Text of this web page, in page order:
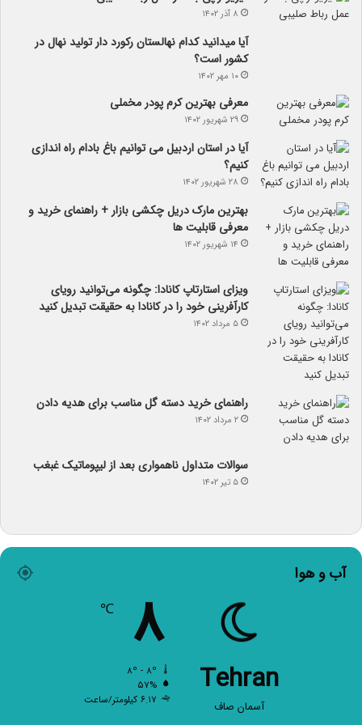
۸ آذر ۱۴۰۲
آیا می­دانید کدام نهالستان رکورد دار تولید نهال­ در
کشور است؟
۱۰ مهر ۱۴۰۲
معرفی بهترین کرم پودر مخملی
۲۹ شهریور ۱۴۰۲
آیا در استان اردبیل می توانیم باغ بادام راه اندازی
کنیم؟
۲۸ شهریور ۱۴۰۲
بهترین مارک دریل چکشی بازار + راهنمای خرید و
معرفی قابلیت ها
۱۴ شهریور ۱۴۰۲
ویزای استارتاپ کانادا: چگونه می‌توانید رویای
کارآفرینی خود را در کانادا به حقیقت تبدیل کنید
۵ مرداد ۱۴۰۲
راهنمای خرید دسته گل مناسب برای هدیه دادن
۲ مرداد ۱۴۰۲
سوالات متداول ناهمواری بعد از لیپوماتیک غبغب
۵ تیر ۱۴۰۲
آب و هوا
Tehran
آسمان صاف
۸ ℃
۵۷%
۶.۱۷ کیلومتر/ساعت